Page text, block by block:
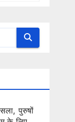
पुरुषों